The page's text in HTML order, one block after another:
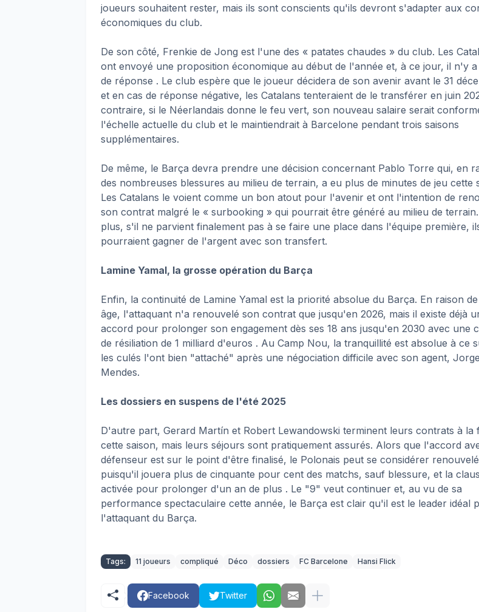
joueurs souhaitent rester, mais ils sont conscients qu'ils devront s'adapter aux
économiques du club.
De son côté, Frenkie de Jong est l'une des « patates chaudes » du club. Les
ont envoyé une proposition économique au début de l'année et, à ce jour, il n'y a
de réponse . Le club espère que le joueur décidera de son avenir avant le 31
et en cas de réponse négative, les Catalans tenteraient de le transférer en juin
contraire, si le Néerlandais donne le feu vert, son nouveau salaire serait
l'échelle actuelle du club et le maintiendrait à Barcelone pendant trois saisons
supplémentaires.
De même, le Barça devra prendre une décision concernant Pablo Torre qui, en
des nombreuses blessures au milieu de terrain, a eu plus de minutes de jeu cette
Les Catalans le voient comme un bon atout pour l'avenir et ont l'intention de
son contrat malgré le « surbooking » qui pourrait être généré au milieu de
plus, s'il ne parvient finalement pas à se faire une place dans l'équipe première,
pourraient gagner de l'argent avec son transfert.
Lamine Yamal, la grosse opération du Barça
Enfin, la continuité de Lamine Yamal est la priorité absolue du Barça. En raison
âge, l'attaquant n'a renouvelé son contrat que jusqu'en 2026, mais il existe déjà
accord pour prolonger son engagement dès ses 18 ans jusqu'en 2030 avec une
de résiliation de 1 milliard d'euros . Au Camp Nou, la tranquillité est absolue à ce
les culés l'ont bien "attaché" après une négociation difficile avec son agent, Jorge
Mendes.
Les dossiers en suspens de l'été 2025
D'autre part, Gerard Martín et Robert Lewandowski terminent leurs contrats à la
cette saison, mais leurs séjours sont pratiquement assurés. Alors que l'accord
défenseur est sur le point d'être finalisé, le Polonais peut se considérer renouvelé
puisqu'il jouera plus de cinquante pour cent des matchs, sauf blessure, et la
activée pour prolonger d'un an de plus . Le "9" veut continuer et, au vu de sa
performance spectaculaire cette année, le Barça est clair qu'il est le leader idéal
l'attaquant du Barça.
Tags: 11 joueurs compliqué Déco dossiers FC Barcelone Hansi Flick
Facebook Twitter